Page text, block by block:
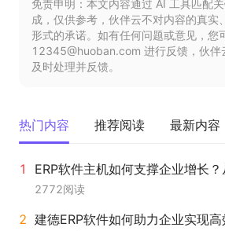
免责申明：本文内容通过 AI 工具匹配
成，仅供参考，伙伴云不对内容的真实
形式的承诺。如有任何问题或意见，您
12345@huoban.com 进行反馈，伙伴
及时处理并反馈。
热门内容 推荐阅读 最新内容
2772阅读
建德ERP软件如何助力企业实现高